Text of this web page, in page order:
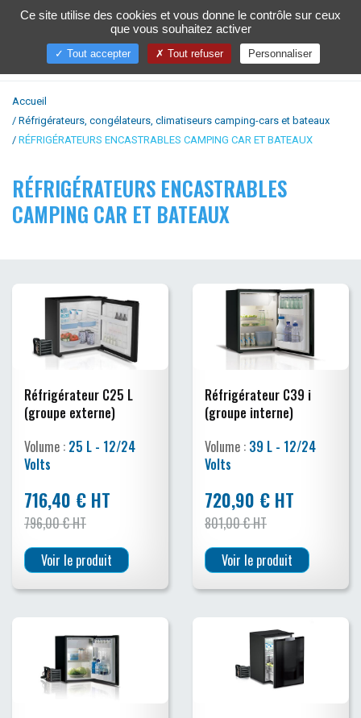
Accueil
Réfrigérateurs, congélateurs, climatiseurs camping-cars et bateaux
RÉFRIGÉRATEURS ENCASTRABLES CAMPING CAR ET BATEAUX
RÉFRIGÉRATEURS ENCASTRABLES
CAMPING CAR ET BATEAUX
Réfrigérateur C25 L
(groupe externe)
Volume : 25 L - 12/24
Volts
716,40 € HT
796,00 € HT
Voir le produit
Réfrigérateur C39 i
(groupe interne)
Volume : 39 L - 12/24
Volts
720,90 € HT
801,00 € HT
Voir le produit
Ce site utilise des cookies et vous donne le contrôle sur ceux
que vous souhaitez activer
Tout accepter Tout refuser Personnaliser